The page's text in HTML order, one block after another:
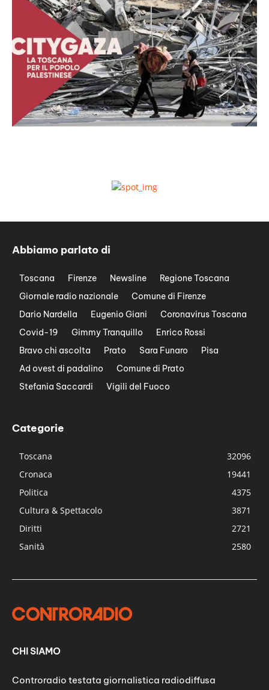
Abbiamo parlato di
Toscana Firenze Newsline
Regione Toscana
Giornale radio nazionale
Comune di Firenze
Dario Nardella
Eugenio Giani
Coronavirus Toscana
Covid-19
Gimmy Tranquillo
Enrico Rossi
Bravo chi ascolta
Prato Sara Funaro
Pisa
Ad ovest di padalino
Comune di Prato
Stefania Saccardi
Vigili del Fuoco
Categorie
Toscana
32096
Cronaca
19441
Politica
4375
Cultura & Spettacolo
3871
Diritti
2721
Sanità
2580
CHI SIAMO
Controradio testata giornalistica radiodiffusa